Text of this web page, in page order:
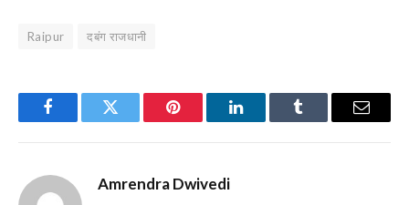
Raipur दबंग राजधानी
FacebookTwitter Pinterest LinkedInTumblr Email
Amrendra Dwivedi